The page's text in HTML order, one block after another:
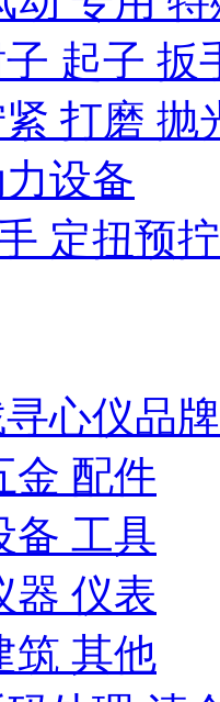
起子 扳
打磨 抛
设备
定扭预
心仪品牌
金 配件
备 工具
器 仪表
筑 其他